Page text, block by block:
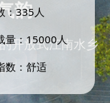
开放式江南水乡
韵
：335人
量：15000人
数：舒适